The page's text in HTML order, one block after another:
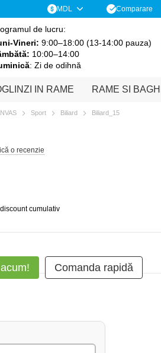
MDL Comparare
de lucru:
Vineri: 9:00–18:00 (13-14:00 pauza)
10:00–14:00
: Zi de odihnă
IN RAME RAME SI
Sport Biliard Biliard_15
o recenzie
cumulativ
Comanda rapidă